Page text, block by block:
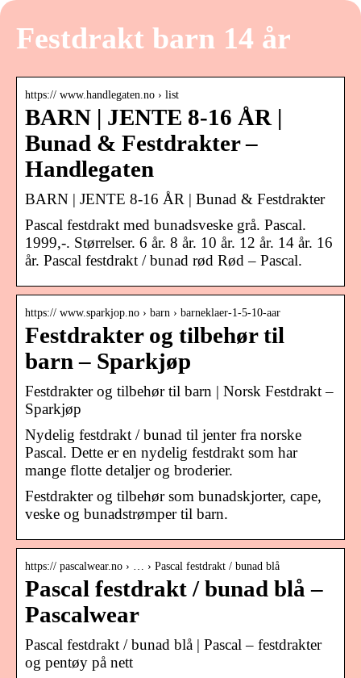
Festdrakt barn 14 år
https:// www.handlegaten.no › list
BARN | JENTE 8-16 ÅR |
Bunad & Festdrakter –
Handlegaten
BARN | JENTE 8-16 ÅR | Bunad & Festdrakter
Pascal festdrakt med bunadsveske grå. Pascal.
1999,-. Størrelser. 6 år. 8 år. 10 år. 12 år. 14 år. 16
år. Pascal festdrakt / bunad rød Rød – Pascal.
https:// www.sparkjop.no › barn › barneklaer-1-5-10-aar
Festdrakter og tilbehør til
barn – Sparkjøp
Festdrakter og tilbehør til barn | Norsk Festdrakt –
Sparkjøp
Nydelig festdrakt / bunad til jenter fra norske
Pascal. Dette er en nydelig festdrakt som har
mange flotte detaljer og broderier.
Festdrakter og tilbehør som bunadskjorter, cape,
veske og bunadstrømper til barn.
https:// pascalwear.no › … › Pascal festdrakt / bunad blå
Pascal festdrakt / bunad blå –
Pascalwear
Pascal festdrakt / bunad blå | Pascal – festdrakter
og pentøy på nett